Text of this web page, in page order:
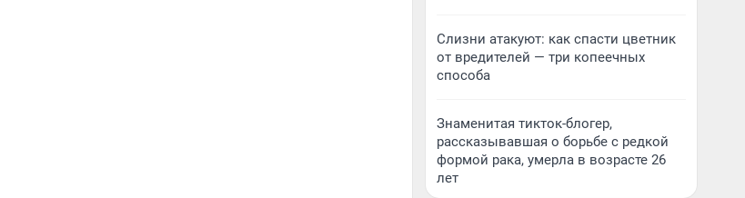
Слизни атакуют: как спасти цветник
от вредителей — три копеечных
способа
Знаменитая тикток-блогер,
рассказывавшая о борьбе с редкой
формой рака, умерла в возрасте 26
лет